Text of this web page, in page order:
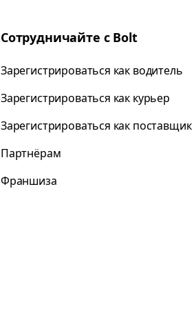
Сотрудничайте с Bolt
Зарегистрироваться как водитель
Зарегистрироваться как курьер
Зарегистрироваться как поставщик
Партнёрам
Франшиза